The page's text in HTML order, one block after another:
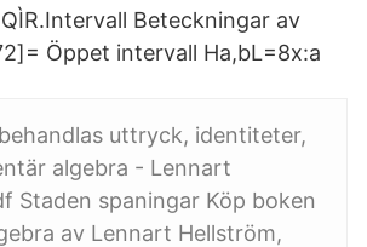
Beteckningar av
Öppet intervall Ha,bL=8x:a
uttryck, identiteter,
algebra - Lennart
Staden spaningar Köp boken
av Lennart Hellström,